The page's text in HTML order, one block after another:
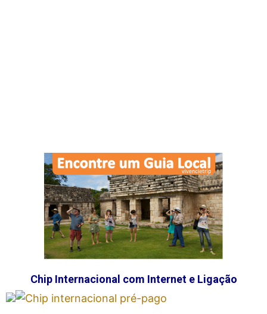
Chip Internacional com Internet e Ligação